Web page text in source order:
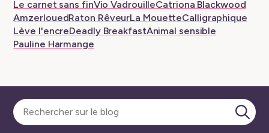
Le carnet sans finVio VadrouilleCatriona Blackwood
AmzerlouedRaton RêveurLa MouetteCalligraphique
Lève l'encreDeadly BreakfastAnimal sensible
Pauline Harmange
Sélectionner
une